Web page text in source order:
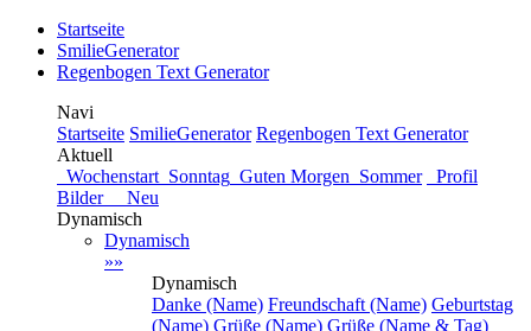
Startseite
SmilieGenerator
Regenbogen Text Generator
Navi
Startseite SmilieGenerator Regenbogen Text Generator
Aktuell
Wochenstart Sonntag Guten Morgen Sommer
Profil
Bilder Neu
Dynamisch
Dynamisch
»»
Dynamisch
Danke (Name) Freundschaft (Name) Geburtstag
(Name) Grüße (Name) Grüße (Name & Tag)